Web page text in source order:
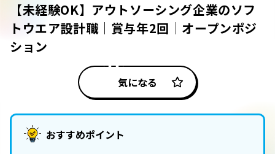
【未経験OK】アウトソーシング企業のソフ
トウエア設計職｜賞与年2回｜オープンポジ
ション
気になる
おすすめポイント